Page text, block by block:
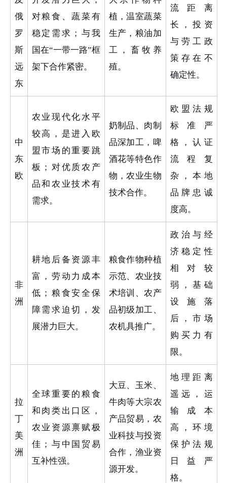
俄
罗
斯
远
东
对粮食、蔬菜有
稳定需求；与我
国在“一带一路”框
架下合作紧密。
植，温室蔬菜
生产，粮油加
工，畜牧养
殖。
流距离
长，投资
与劳工政
策存在不
确定性。
中
东
欧
农业现代化水平
较高，是进入欧
盟市场的重要跳
板；对优质农产
品和农业技术有
需求。
奶制品、肉制
品深加工，啤
酒花等特色作
物，农业生物
技术合作。
欧盟法规
标准严
格，认证
流程复
杂，本地
品牌忠诚
度高。
非
洲
耕地后备资源丰
富，劳动力成本
低；粮食安全保
障需求迫切，发
展潜力巨大。
粮食作物种植
示范、农业技
术培训、农产
品初级加工、
农机具推广。
政治与经
济稳定性
相对较
弱，基础
设施落
后，市场
购买力有
限。
拉
丁
美
洲
全球重要的粮食
和肉类出口区，
农业资源禀赋极
佳；与中国贸易
互补性强。
大豆、玉米、
牛肉等大宗农
产品贸易，农
业科技与投资
合作，渔业资
源开发。
地理距离
遥远，运
输成本
高，环境
保护法规
日益严
格。